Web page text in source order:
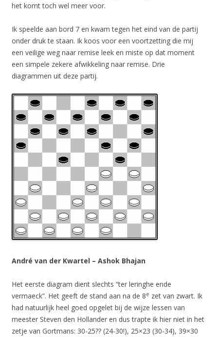
het komt toch wel meer voor.
Ik speelde aan bord 7 en kwam tegen het eind van de partij
onder druk te staan. Ik koos voor een voortzetting die mij
een veilige weg naar remise leek en miste op dat moment
een simpele zekere afwikkeling naar remise. Drie
diagrammen uit deze partij.
André van der Kwartel – Ashok Bhajan
Het eerste diagram dient slechts “ter leringhe ende
vermaeck”. Het geeft de stand aan na de 8e zet van zwart. Ik
had natuurlijk heel goed opgelet bij de wijze lessen van
meester Steven den Hollander en dus trapte ik hier niet in het
zetje van Gortmans: 30-25?? (24-30!), 25×23 (30-34), 39×30